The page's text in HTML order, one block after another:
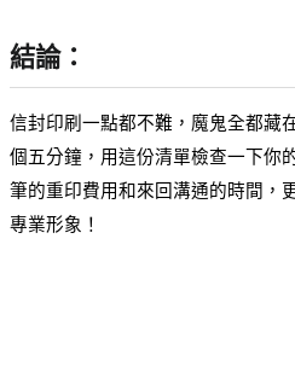
結論：
信封印刷一點都不難，魔鬼全都藏
個五分鐘，用這份清單檢查一下你
筆的重印費用和來回溝通的時間，
專業形象！